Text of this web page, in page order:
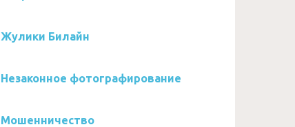
Жулики Билайн
Незаконное фотографирование
Мошенничество